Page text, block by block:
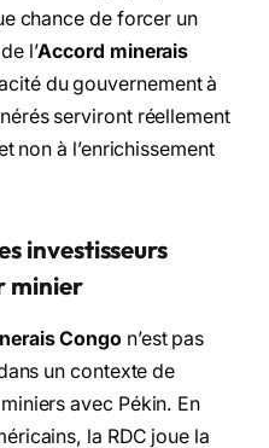
chance de forcer un
l’Accord minerais
du gouvernement à
serviront réellement
non à l’enrichissement
investisseurs
minier
Congon’est pas
un contexte de
avec Pékin. En
la RDC joue la